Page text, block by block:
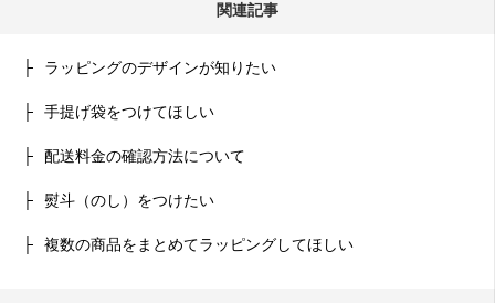
関連記事
ラッピングのデザインが知りたい
手提げ袋をつけてほしい
配送料金の確認方法について
熨斗（のし）をつけたい
複数の商品をまとめてラッピングしてほしい